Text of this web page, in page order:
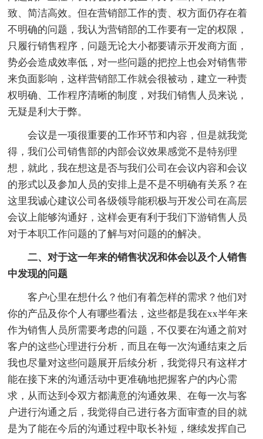
致、简洁高效。但在营销部工作的责、权方面仍存在着
不明确的问题，我认为营销部的工作要有一定的权限，
只履行销售程序，问题无论大小都要请示开发商方面，
势必会造成效率低，对一些问题的把控上也会对销售带
来负面影响，这样营销部工作就会很被动，建立一种责
权明确、工作程序清晰的制度，对我们销售人员来说，
无疑是利大于弊。
会议是一项很重要的工作环节和内容，但是就我觉
得，我们公司销售部的内部会议效果感觉不是特别理
想，就此，我在想这是否与我们公司在会议内容和会议
的形式以及参加人员的安排上是不是不明确有关系？在
这里我诚心建议公司各级领导能积极与开发公司在高层
会议上能够沟通好，这样会更有利于我们下游销售人员
对于本职工作问题的了解与对问题的的解决。
二、对于这一年来的销售状况和体会以及个人销售
中发现的问题
客户心里在想什么？他们有着怎样的需求？他们对
你的产品及你个人有哪些看法，这些都是我在xx半年来
作为销售人员所需要考虑的问题，不仅要在沟通之前对
客户的这些心理进行分析，而且在每一次沟通结束之后
我也尽量对这些问题展开后续分析，我觉得只有这样才
能在接下来的沟通活动中更准确地把握客户的内心需
求，从而达到令双方都满意的沟通效果、在每一次与客
户进行沟通之后，我觉得自己进行各方面审查的目的就
是为了能在今后的沟通过程中取长补短，继续发挥自己